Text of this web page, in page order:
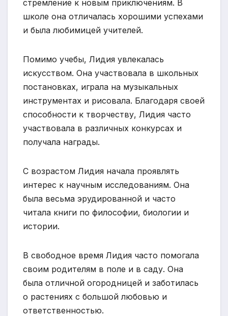
стремление к новым приключениям. В
школе она отличалась хорошими успехами
и была любимицей учителей.
Помимо учебы, Лидия увлекалась
искусством. Она участвовала в школьных
постановках, играла на музыкальных
инструментах и рисовала. Благодаря своей
способности к творчеству, Лидия часто
участвовала в различных конкурсах и
получала награды.
С возрастом Лидия начала проявлять
интерес к научным исследованиям. Она
была весьма эрудированной и часто
читала книги по философии, биологии и
истории.
В свободное время Лидия часто помогала
своим родителям в поле и в саду. Она
была отличной огородницей и заботилась
о растениях с большой любовью и
ответственностью.